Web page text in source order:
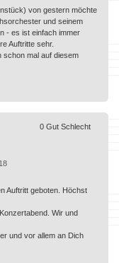
von gestern möchte
und seinem
- es ist einfach immer
Auftritte sehr.
schon mal auf diesem
Auftritt geboten. Höchst
Wir und
und vor allem an Dich
0 Gut Schlecht